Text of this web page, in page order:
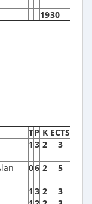
1930
TP K ECTS
1 3 2 3
06 2 5
1 3 2
3